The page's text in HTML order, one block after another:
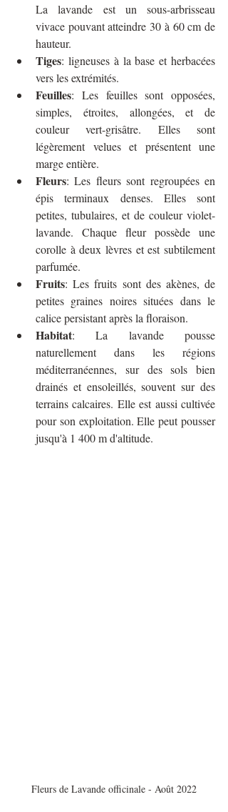
La lavande est un sous-arbrisseau
vivace pouvant atteindre 30 à 60 cm de
hauteur.
Tiges: ligneuses à la base et herbacées
vers les extrémités.
Feuilles: Les feuilles sont opposées,
simples, étroites, allongées, et de
couleur vert-grisâtre. Elles sont
légèrement velues et présentent une
marge entière.
Fleurs: Les fleurs sont regroupées en
épis terminaux denses. Elles sont
petites, tubulaires, et de couleur violet-
lavande. Chaque fleur possède une
corolle à deux lèvres et est subtilement
parfumée.
Fruits: Les fruits sont des akènes, de
petites graines noires situées dans le
calice persistant après la floraison.
Habitat: La lavande pousse
naturellement dans les régions
méditerranéennes, sur des sols bien
drainés et ensoleillés, souvent sur des
terrains calcaires. Elle est aussi cultivée
pour son exploitation. Elle peut pousser
jusqu'à 1 400 m d'altitude.
Fleurs de Lavande officinale - Août 2022